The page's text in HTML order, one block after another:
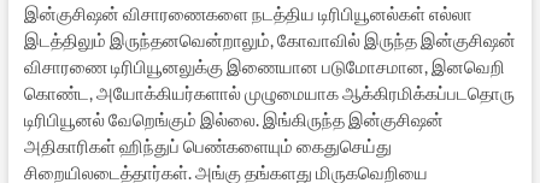
இன்குசிஷன் விசாரணைகளை நடத்திய டிரிபியூனல்கள் எல்லா
இடத்திலும் இருந்தனவென்றாலும், கோவாவில் இருந்த இன்குசிஷன்
விசாரணை டிரிபியூனலுக்கு இணையான படுமோசமான, இனவெறி
கொண்ட, அயோக்கியர்களால் முழுமையாக ஆக்கிரமிக்கப்படதொரு
டிரிபியூனல் வேறெங்கும் இல்லை. இங்கிருந்த இன்குசிஷன்
அதிகாரிகள் ஹிந்துப் பெண்களையும் கைதுசெய்து
சிறையிலடைத்தார்கள். அங்கு தங்களது மிருகவெறியை